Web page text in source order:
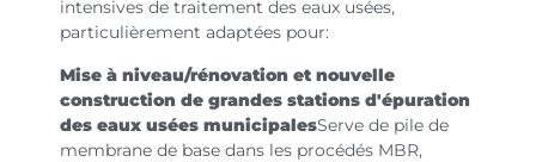
intensives de traitement des eaux usées,
particulièrement adaptées pour:
Mise à niveau/rénovation et nouvelle
construction de grandes stations d'épuration
des eaux usées municipalesServe de pile de
membrane de base dans les procédés MBR,